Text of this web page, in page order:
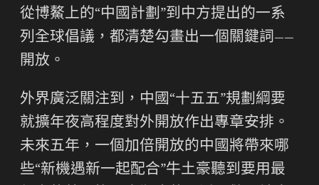
從博鰲上的“中國計劃”到中方提出的一系
列全球倡議，都清楚勾畫出一個關鍵詞——
開放。
外界廣泛關注到，中國“十五五”規劃綱要
就擴年夜高程度對外開放作出專章安排。
未來五年，一個加倍開放的中國將帶來哪
些“新機遇新一起配合”牛土豪聽到要用最